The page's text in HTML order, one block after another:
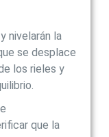
nivelarán la
se desplace
los rieles y
que la